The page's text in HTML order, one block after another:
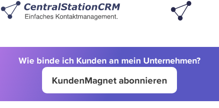
Wie binde ich Kunden an mein Unternehmen?
KundenMagnet abonnieren